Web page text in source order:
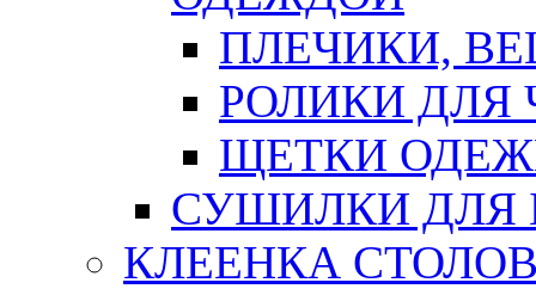
ПЛЕЧИКИ,
РОЛИКИ ДЛЯ
ЩЕТКИ
СУШИЛКИ ДЛЯ
КЛЕЕНКА